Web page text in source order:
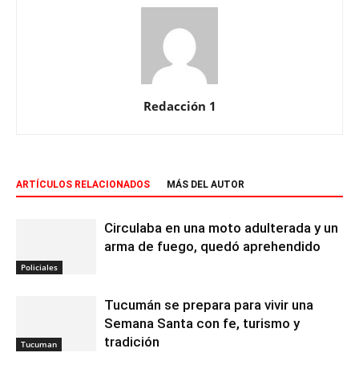
Redacción 1
ARTÍCULOS RELACIONADOS MÁS DEL AUTOR
Policiales
Circulaba en una moto adulterada y un
arma de fuego, quedó aprehendido
Tucuman
Tucumán se prepara para vivir una
Semana Santa con fe, turismo y
tradición